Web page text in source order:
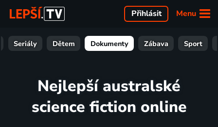
Menu
Přihlásit
Seriály Dětem Dokumenty Zábava Sport
Nejlepší australské
science fiction online